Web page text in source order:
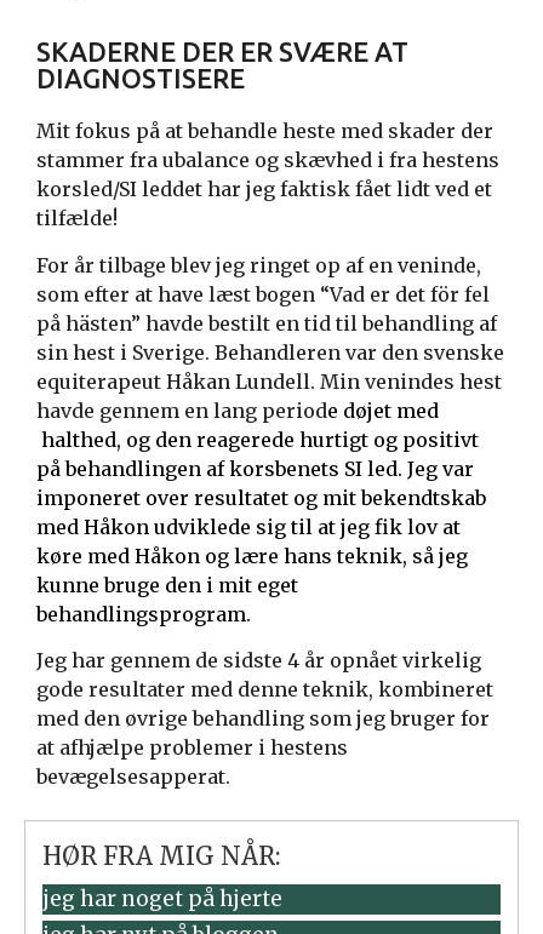
SKADERNE DER ER SVÆRE AT
DIAGNOSTISERE
Mit fokus på at behandle heste med skader der
stammer fra ubalance og skævhed i fra hestens
korsled/SI leddet har jeg faktisk fået lidt ved et
tilfælde!
For år tilbage blev jeg ringet op af en veninde,
som efter at have læst bogen “Vad er det för fel
på hästen” havde bestilt en tid til behandling af
sin hest i Sverige. Behandleren var den svenske
equiterapeut Håkan Lundell. Min venindes hest
havde gennem en lang periode døjet med
halthed, og den reagerede hurtigt og positivt
på behandlingen af korsbenets SI led. Jeg var
imponeret over resultatet og mit bekendtskab
med Håkon udviklede sig til at jeg fik lov at
køre med Håkon og lære hans teknik, så jeg
kunne bruge den i mit eget
behandlingsprogram.
Jeg har gennem de sidste 4 år opnået virkelig
gode resultater med denne teknik, kombineret
med den øvrige behandling som jeg bruger for
at afhjælpe problemer i hestens
bevægelsesapperat.
HØR FRA MIG NÅR:
jeg har noget på hjerte